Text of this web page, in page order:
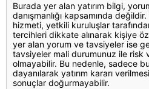
Burada yer alan yatırım bilgi,
danışmanlığı kapsamında değildir.
hizmeti, yetkili kuruluşlar
tercihleri dikkate alınarak kişiye
yer alan yorum ve tavsiyeler ise
tavsiyeler mali durumunuz ile risk
olmayabilir. Bu nedenle, sadece
dayanılarak yatırım kararı
sonuçlar doğurmayabilir.